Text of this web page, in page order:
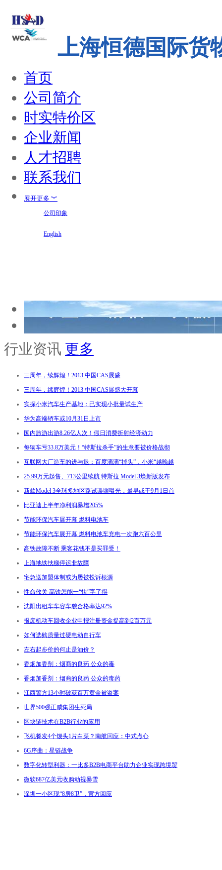
上海恒德国际货
首页
公司简介
时实特价区
企业新闻
人才招聘
联系我们
展开更多 ︾
公司印象
English
行业资讯 更多
三周年，续辉煌！2013 中国CAS展盛
三周年，续辉煌！2013 中国CAS展盛大开幕
实探小米汽车生产基地：已实现小批量试生产
华为高端轿车或10月31日上市
国内旅游出游8.26亿人次！假日消费折射经济动力
每辆车亏33.8万美元！“特斯拉杀手”的生意要被价格战彻
互联网大厂造车的进与退：百度滴滴“掉头”，小米“越晚越
25.99万元起售、713公里续航 特斯拉 Model 3焕新版发布
新款Model 3全球多地区路试谍照曝光，最早或于9月1日首
比亚迪上半年净利润暴增205%
节能环保汽车展开幕 燃料电池车
节能环保汽车展开幕 燃料电池车充电一次跑六百公里
高铁故障不断 乘客花钱不是买罪受！
上海地铁扶梯停运非故障
宅急送加盟体制或为屡被投诉根源
性命攸关 高铁怎能一“快”字了得
沈阳出租车车容车貌合格率达92%
报废机动车回收企业申报注册资金提高到2百万元
如何选购质量过硬电动自行车
左右起步价的何止是油价？
香烟加香剂：烟商的良药 公众的毒
香烟加香剂：烟商的良药 公众的毒药
江西警方13小时破获百万黄金被盗案
世界500强正威集团生死局
区块链技术在B2B行业的应用
飞机餐发4个馒头1片白菜？南航回应：中式点心
6G序曲：星链战争
数字化转型利器：一比多B2B电商平台助力企业实现跨境贸
微软687亿美元收购动视暴雪
深圳一小区现“8房8卫”，官方回应